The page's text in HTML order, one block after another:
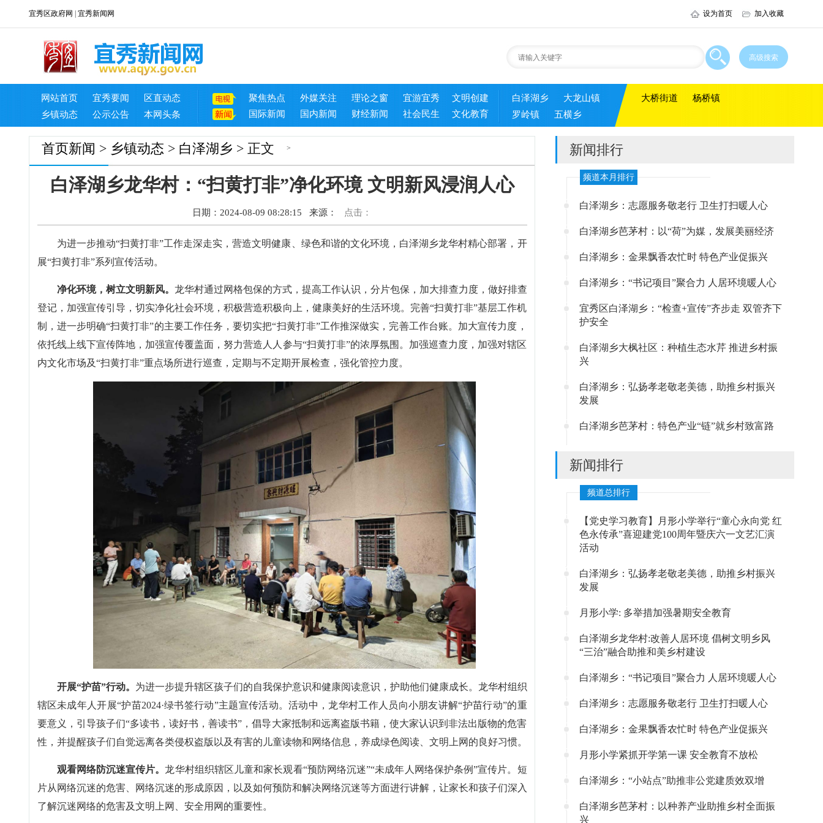
宜秀区政府网 宜秀新闻网 设为首页 加入收藏
网站首页 宜秀要闻
区直动态
乡镇动态
公示公告 本网头条
聚焦热点 外媒关注 理论之窗 宜游宜秀
文明创建
国际新闻
国内新闻 财经新闻 社会民生 文化教育
白泽湖乡
大龙山镇
罗岭镇
五横乡
大桥街道 杨桥镇
首页 >
新闻 > 乡镇动态 > 白泽湖乡 > 正文
白泽湖乡龙华村：“扫黄打非”净化环境 文明新风浸润人心
日期：2024-08-09 08:28:15 来源： 点击：
为进一步推动“扫黄打非”工作走深走实，营造文明健康、绿色和谐的文化环境，白泽湖乡龙华村精心部署，开
展“扫黄打非”系列宣传活动。
净化环境，树立文明新风。 龙华村通过网格包保的方式，提高工作认识，分片包保，加大排查力度，做好排查
登记，加强宣传引导，切实净化社会环境，积极营造积极向上，健康美好的生活环境。完善“扫黄打非”基层工作机
制，进一步明确“扫黄打非”的主要工作任务，要切实把“扫黄打非”工作推深做实，完善工作台账。加大宣传力度，
依托线上线下宣传阵地，加强宣传覆盖面，努力营造人人参与“扫黄打非”的浓厚氛围。加强巡查力度，加强对辖区
内文化市场及“扫黄打非”重点场所进行巡查，定期与不定期开展检查，强化管控力度。
开展“护苗”行动。 为进一步提升辖区孩子们的自我保护意识和健康阅读意识，护助他们健康成长。龙华村组织
辖区未成年人开展“护苗2024·绿书签行动”主题宣传活动。活动中，龙华村工作人员向小朋友讲解“护苗行动”的重
要意义，引导孩子们“多读书，读好书，善读书”，倡导大家抵制和远离盗版书籍，使大家认识到非法出版物的危害
性，并提醒孩子们自觉远离各类侵权盗版以及有害的儿童读物和网络信息，养成绿色阅读、文明上网的良好习惯。
观看网络防沉迷宣传片。龙华村组织辖区儿童和家长观看“预防网络沉迷”“未成年人网络保护条例”宣传片。短
片从网络沉迷的危害、网络沉迷的形成原因，以及如何预防和解决网络沉迷等方面进行讲解，让家长和孩子们深入
了解沉迷网络的危害及文明上网、安全用网的重要性。
新闻排行
频道本月排行
白泽湖乡：志愿服务敬老行 卫生打扫暖人心
白泽湖乡芭茅村：以“荷”为媒，发展美丽经济
白泽湖乡：金果飘香农忙时 特色产业促振兴
白泽湖乡：“书记项目”聚合力 人居环境暖人心
宜秀区白泽湖乡：“检查+宣传”齐步走 双管齐下
护安全
白泽湖乡大枫社区：种植生态水芹 推进乡村振
兴
白泽湖乡：弘扬孝老敬老美德，助推乡村振兴
发展
白泽湖乡芭茅村：特色产业“链”就乡村致富路
新闻排行
频道总排行
【党史学习教育】月形小学举行“童心永向党 红
色永传承”喜迎建党100周年暨庆六一文艺汇演
活动
白泽湖乡：弘扬孝老敬老美德，助推乡村振兴
发展
月形小学: 多举措加强暑期安全教育
白泽湖乡龙华村:改善人居环境 倡树文明乡风
“三治”融合助推和美乡村建设
白泽湖乡：“书记项目”聚合力 人居环境暖人心
白泽湖乡：志愿服务敬老行 卫生打扫暖人心
白泽湖乡：金果飘香农忙时 特色产业促振兴
月形小学紧抓开学第一课 安全教育不放松
白泽湖乡：“小站点”助推非公党建质效双增
白泽湖乡芭茅村：以种养产业助推乡村全面振
兴